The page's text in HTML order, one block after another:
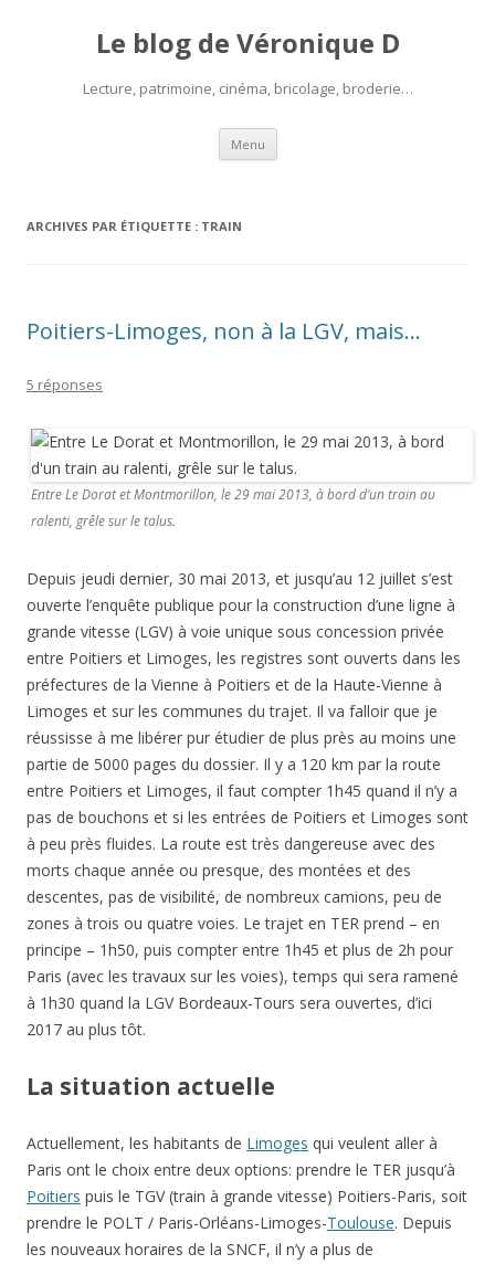
Le blog de Véronique D
Lecture, patrimoine, cinéma, bricolage, broderie…
Menu Aller
contenu
ARCHIVES PAR ÉTIQUETTE : TRAIN
Poitiers-Limoges, non à la LGV, mais…
5 réponses
Entre Le Dorat et Montmorillon, le 29 mai 2013, à bord d’un train au
ralenti, grêle sur le talus.
Depuis jeudi dernier, 30 mai 2013, et jusqu’au 12 juillet s’est
ouverte l’enquête publique pour la construction d’une ligne à
grande vitesse (LGV) à voie unique sous concession privée
entre Poitiers et Limoges, les registres sont ouverts dans les
préfectures de la Vienne à Poitiers et de la Haute-Vienne à
Limoges et sur les communes du trajet. Il va falloir que je
réussisse à me libérer pur étudier de plus près au moins une
partie de 5000 pages du dossier. Il y a 120 km par la route
entre Poitiers et Limoges, il faut compter 1h45 quand il n’y a
pas de bouchons et si les entrées de Poitiers et Limoges sont
à peu près fluides. La route est très dangereuse avec des
morts chaque année ou presque, des montées et des
descentes, pas de visibilité, de nombreux camions, peu de
zones à trois ou quatre voies. Le trajet en TER prend – en
principe – 1h50, puis compter entre 1h45 et plus de 2h pour
Paris (avec les travaux sur les voies), temps qui sera ramené
à 1h30 quand la LGV Bordeaux-Tours sera ouvertes, d’ici
2017 au plus tôt.
La situation actuelle
Actuellement, les habitants de Limoges qui veulent aller à
Paris ont le choix entre deux options: prendre le TER jusqu’à
Poitiers puis le TGV (train à grande vitesse) Poitiers-Paris, soit
prendre le POLT / Paris-Orléans-Limoges-Toulouse. Depuis
les nouveaux horaires de la SNCF, il n’y a plus de